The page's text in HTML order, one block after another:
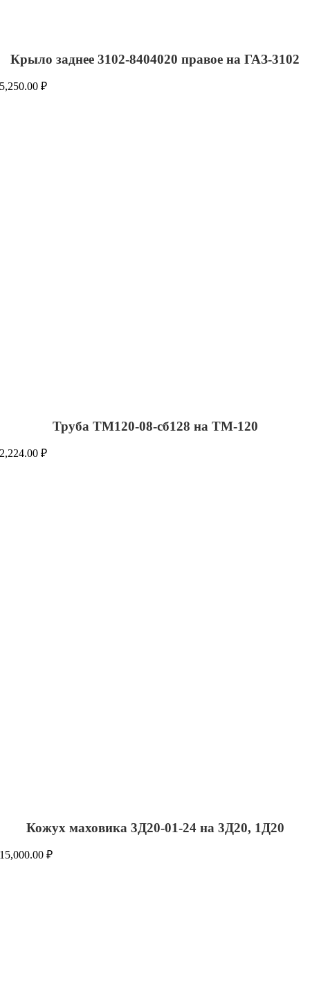
Крыло заднее 3102-8404020 правое на ГАЗ-3102
5,250.00₽
Труба ТМ120-08-сб128 на ТМ-120
2,224.00₽
Кожух маховика 3Д20-01-24 на 3Д20, 1Д20
15,000.00₽